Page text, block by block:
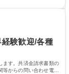
作成補助などへス
決算月でも10時間
る環境です。 学
学力： 資格：日商
験歓迎/各種
ます。共済金請求書類の
からの問い合わせ電話